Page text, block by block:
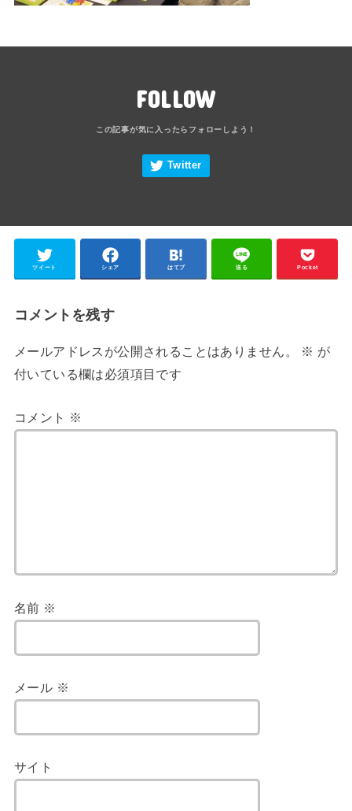
FOLLOW
ツイート シェア はてブ 送る Pocket
コメントを残す
メールアドレスが公開されることはありません。 ※ が
付いている欄は必須項目です
コメント ※
名前 ※
メール ※
サイト